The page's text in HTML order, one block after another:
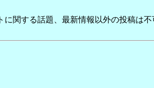
関する話題、最新情報以外の投稿は